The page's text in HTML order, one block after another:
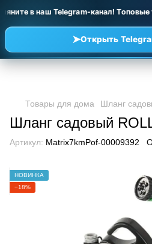
в наш Telegram-канал! Топовые
➤Открыть
Товары для дома Шланг
Шланг садовый
Артикул: Matrix7kmPof-00009392
НОВИНКА
−18%